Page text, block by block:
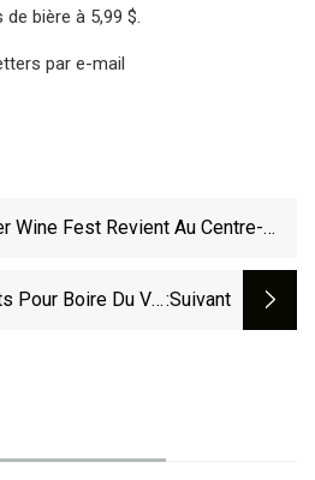
bière à 5,99 $.
par e-mail
Wine Fest Revient Au Centre-
Pour Boire Du Vin:suivant